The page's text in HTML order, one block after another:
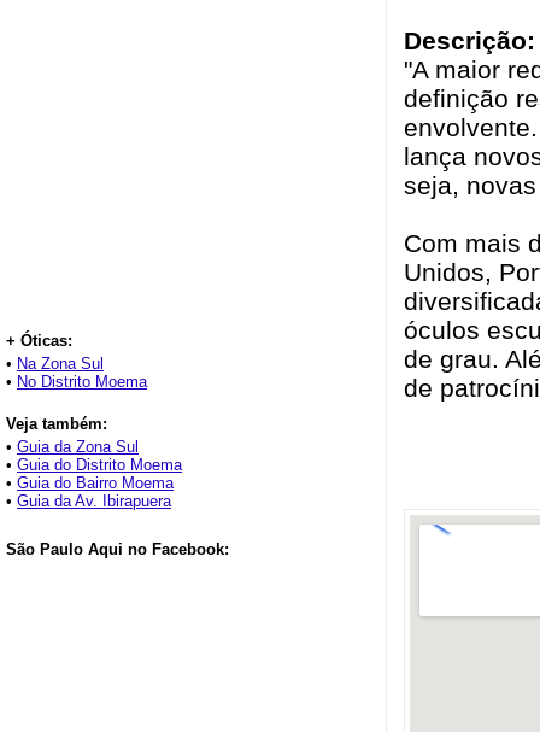
+ Óticas:
• Na Zona Sul
• No Distrito Moema
Veja também:
• Guia da Zona Sul
• Guia do Distrito Moema
• Guia do Bairro Moema
• Guia da Av. Ibirapuera
São Paulo Aqui no Facebook:
Descrição:
"A maior
definição
lança
seja,
Com mais
Unidos,
óculos
de grau.
de